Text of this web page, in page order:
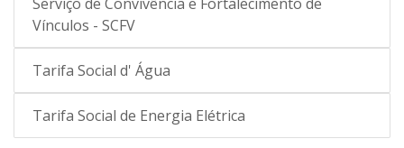
Vínculos - SCFV
Tarifa Social d' Água
Tarifa Social de Energia Elétrica